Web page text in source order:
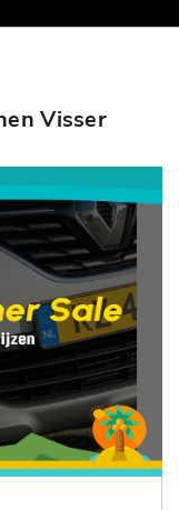
Visser